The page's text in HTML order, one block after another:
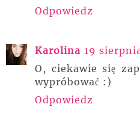
Odpowiedz
Karolina 19
O, ciekawie się
wypróbować :)
Odpowiedz